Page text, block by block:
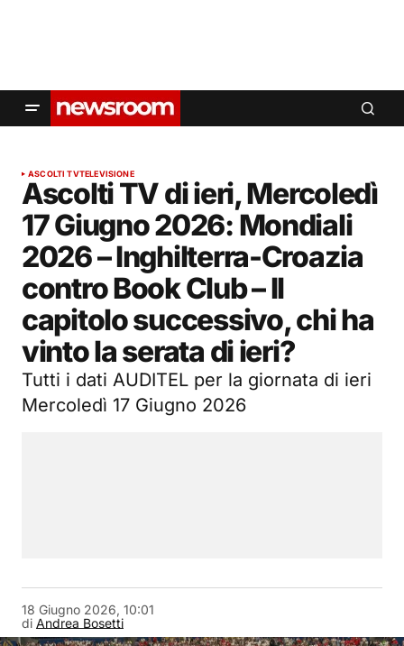
ASCOLTI TVTELEVISIONE
Ascolti TV di ieri, Mercoledì
17 Giugno 2026: Mondiali
2026 – Inghilterra-Croazia
contro Book Club – Il
capitolo successivo, chi ha
vinto la serata di ieri?
Tutti i dati AUDITEL per la giornata di ieri
Mercoledì 17 Giugno 2026
di Andrea Bosetti
18 Giugno 2026, 10:01